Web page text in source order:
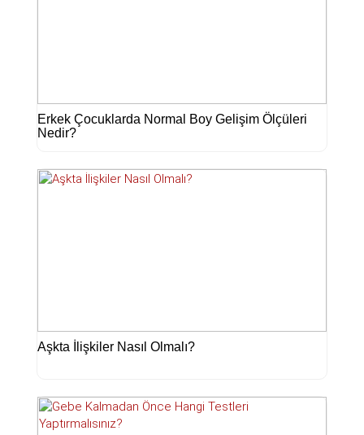
Erkek Çocuklarda Normal Boy Gelişim Ölçüleri
Nedir?
Aşkta İlişkiler Nasıl Olmalı?